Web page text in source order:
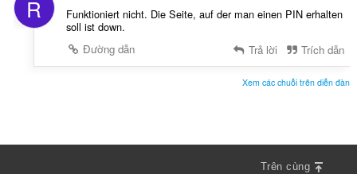
R
Funktioniert nicht. Die Seite, auf der man einen PIN erhalten
soll ist down.
Đường dẫn
Trả lời Trích dẫn
Xem các chuỗi trên diễn đàn
Trên cùng